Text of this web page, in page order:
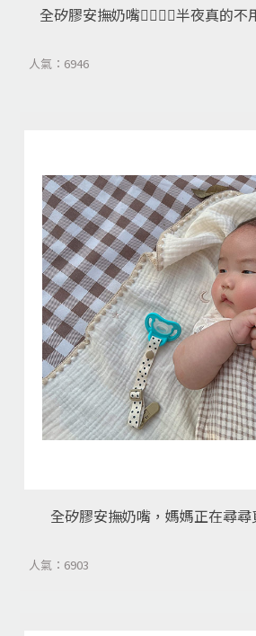
全矽膠安撫奶嘴👍🏼👍🏼半夜真的
人氣：6946
全矽膠安撫奶嘴，媽媽正在尋
人氣：6903